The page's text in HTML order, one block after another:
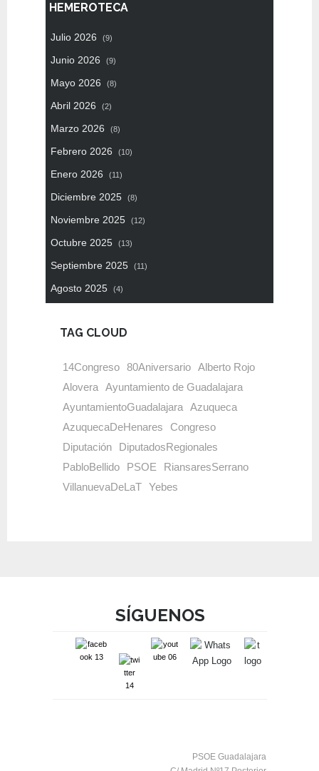
HEMEROTECA
Julio 2026 (9)
Junio 2026 (9)
Mayo 2026 (8)
Abril 2026 (2)
Marzo 2026 (8)
Febrero 2026 (10)
Enero 2026 (11)
Diciembre 2025 (8)
Noviembre 2025 (12)
Octubre 2025 (13)
Septiembre 2025 (11)
Agosto 2025 (4)
TAG CLOUD
14Congreso 80Aniversario Alberto Rojo
Alovera Ayuntamiento de Guadalajara
AyuntamientoGuadalajara Azuqueca
AzuquecaDeHenares
Congreso
Diputación
DiputadosRegionales
PabloBellido
PSOE
RiansaresSerrano
VillanuevaDeLaT Yebes
SÍGUENOS
PSOE Guadalajara